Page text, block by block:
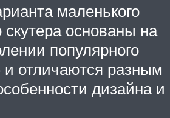
маленького
скутера основаны на
популярного
отличаются разным
дизайна и